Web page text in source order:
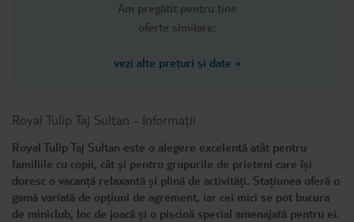
Am pregătit pentru tine
oferte similare:
vezi alte prețuri și date »
Royal Tulip Taj Sultan - Informații
Royal Tulip Taj Sultan este o alegere excelentă atât pentru
familiile cu copii, cât și pentru grupurile de prieteni care își
doresc o vacanță relaxantă și plină de activități. Stațiunea oferă o
gamă variată de opțiuni de agrement, iar cei mici se pot bucura
de miniclub, loc de joacă și o piscină special amenajată pentru ei.